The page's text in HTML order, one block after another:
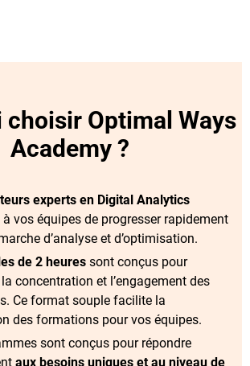
choisir Optimal Ways
Academy ?
experts en Digital Analytics
vos équipes de progresser rapidement
d’analyse et d’optimisation.
de 2 heuressont conçus pour
concentration et l’engagement des
Ce format souple facilite la
des formations pour vos équipes.
sont conçus pour répondre
aux besoins uniques et au niveau de